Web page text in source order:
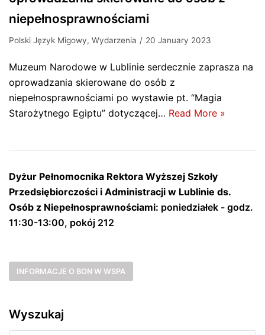
niepełnosprawnościami
Polski Język Migowy, Wydarzenia 20 January 2023
Muzeum Narodowe w Lublinie serdecznie zaprasza na
oprowadzania skierowane do osób z
niepełnosprawnościami po wystawie pt. “Magia
Starożytnego Egiptu” dotyczącej… Read More »
Dyżur Pełnomocnika Rektora Wyższej Szkoły
Przedsiębiorczości i Administracji w Lublinie ds.
Osób z Niepełnosprawnościami: poniedziałek - godz.
11:30-13:00, pokój 212
INFORMACJE O BON W WSPA
Wyszukaj